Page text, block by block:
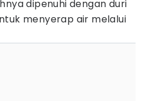
dipenuhi dengan duri
menyerap air melalui